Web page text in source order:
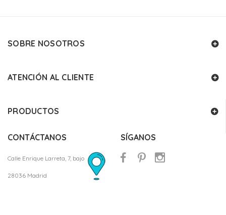
SOBRE NOSOTROS
ATENCIÓN AL CLIENTE
PRODUCTOS
CONTÁCTANOS
Calle Enrique Larreta, 7, bajo
28036 Madrid
SÍGANOS